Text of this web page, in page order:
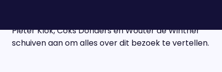
Pieter Klok, Coks Donders en Wouter de Winther
schuiven aan om alles over dit bezoek te vertellen.